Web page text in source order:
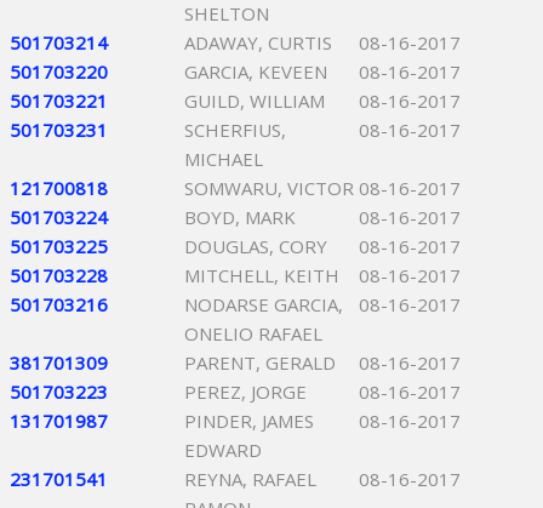
SHELTON
501703214 ADAWAY, CURTIS
08-16-2017
501703220
GARCIA, KEVEEN
08-16-2017
501703221
GUILD, WILLIAM
08-16-2017
501703231
SCHERFIUS,
MICHAEL
08-16-2017
121700818 SOMWARU, VICTOR 08-16-2017
501703224
BOYD, MARK
08-16-2017
501703225
DOUGLAS, CORY
08-16-2017
501703228
MITCHELL, KEITH
08-16-2017
501703216
NODARSE GARCIA,
ONELIO RAFAEL
08-16-2017
381701309 PARENT, GERALD
08-16-2017
501703223
PEREZ, JORGE
08-16-2017
131701987
PINDER, JAMES
EDWARD
08-16-2017
231701541
REYNA, RAFAEL
08-16-2017